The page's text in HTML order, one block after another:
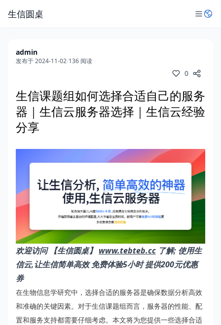
生信圆桌
admin
发布于 2024-11-02/136 阅读
0
生信课题组如何选择合适自己的服务
器｜生信云服务器选择｜生信云经验
分享
欢迎访问 【生信圆桌】 www.tebteb.cc 了解; 使用生
信云,让生信简单高效 免费体验5小时 提供200元优惠
券
在生物信息学研究中，选择合适的服务器是确保数据分析高效
和准确的关键因素。对于生信课题组而言，服务器的性能、配
置和服务支持都需要仔细考虑。本文将为您提供一些选择合适